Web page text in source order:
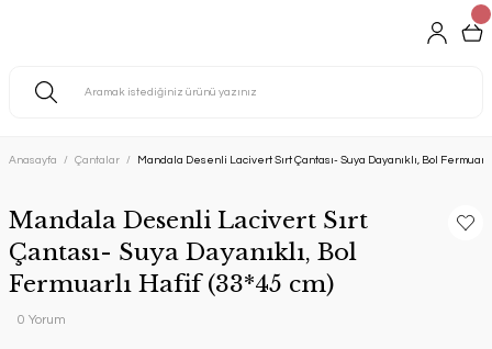
Anasayfa Çantalar Mandala Desenli Lacivert Sırt Çantası- Suya Dayanıklı, Bol
Mandala Desenli Lacivert Sırt
Çantası- Suya Dayanıklı, Bol
Fermuarlı Hafif (33*45 cm)
0 Yorum